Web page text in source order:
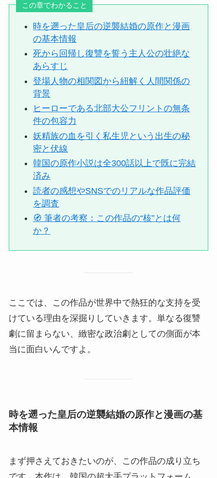
この章でわかること
時を遡った皇后の逆襲結婚の原作と漫画
の基本情報
死から回帰し復讐を誓う主人公の壮絶な
あらすじ
登場人物の相関図から紐解く人間関係の
背景
ヒーローである北部大公フリントの無条
件の包容力
妖精族の血を引く私生児という出生の秘
密と伏線
韓国の原作小説は全300話以上で既に完結
済み
読者の感想やSNSでのリアルな作品評価
を調査
🧭 筆者の考察：この作品の“核”とは何
か？
ここでは、この作品が世界中で熱狂的な支持を受
けている理由を深掘りしていきます。単なる復讐
劇に留まらない、緻密な政治劇としての側面が本
当に面白いんですよ。
時を遡った皇后の逆襲結婚の原作と漫画の基
本情報
まず押さえておきたいのが、この作品の成り立ち